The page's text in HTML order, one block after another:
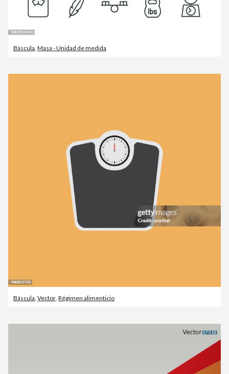
Báscula Masa - Unidad de medida
Báscula Vector Régimen alimenticio